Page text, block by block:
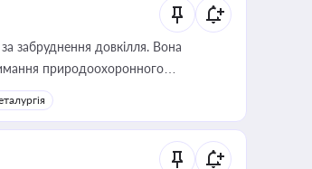
забруднення довкілля. Вона
природоохоронного